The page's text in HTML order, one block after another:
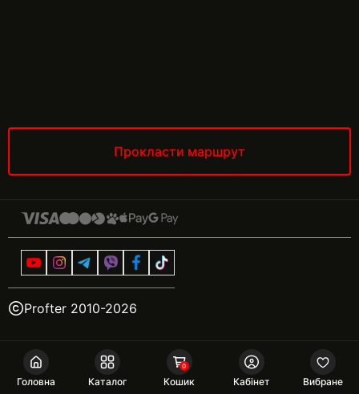
Головна Каталог Кошик
0
Кабінет Вибране
Прокласти маршрут
Profter 2010-2026